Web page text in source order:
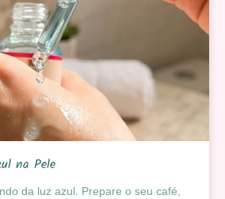
na Pele
da luz azul. Prepare o seu café,